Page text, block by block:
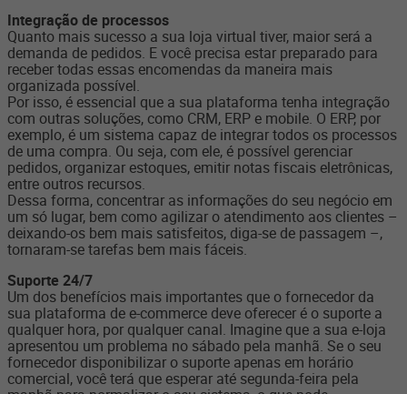
Integração de processos
Quanto mais sucesso a sua loja virtual tiver, maior será a
demanda de pedidos. E você precisa estar preparado para
receber todas essas encomendas da maneira mais
organizada possível.
Por isso, é essencial que a sua plataforma tenha integração
com outras soluções, como CRM, ERP e mobile. O ERP, por
exemplo, é um sistema capaz de integrar todos os processos
de uma compra. Ou seja, com ele, é possível gerenciar
pedidos, organizar estoques, emitir notas fiscais eletrônicas,
entre outros recursos.
Dessa forma, concentrar as informações do seu negócio em
um só lugar, bem como agilizar o atendimento aos clientes –
deixando-os bem mais satisfeitos, diga-se de passagem –,
tornaram-se tarefas bem mais fáceis.
Suporte 24/7
Um dos benefícios mais importantes que o fornecedor da
sua plataforma de e-commerce deve oferecer é o suporte a
qualquer hora, por qualquer canal. Imagine que a sua e-loja
apresentou um problema no sábado pela manhã. Se o seu
fornecedor disponibilizar o suporte apenas em horário
comercial, você terá que esperar até segunda-feira pela